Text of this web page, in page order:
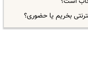
بخریم یا حضوری؟